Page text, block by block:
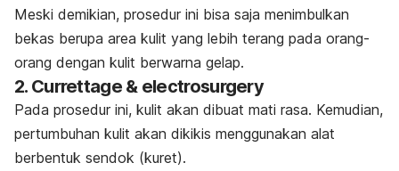
Meski demikian, prosedur ini bisa saja menimbulkan
bekas berupa area kulit yang lebih terang pada orang-
orang dengan kulit berwarna gelap.
2. Currettage & electrosurgery
Pada prosedur ini, kulit akan dibuat mati rasa. Kemudian,
pertumbuhan kulit akan dikikis menggunakan alat
berbentuk sendok (kuret).